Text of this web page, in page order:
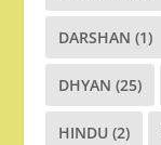
DARSHAN (1)
DHYAN (25)
HINDU (2)